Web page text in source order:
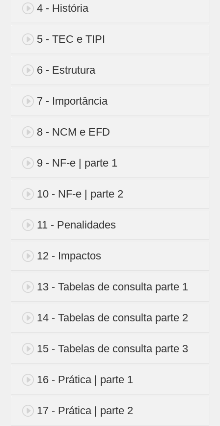
4 - História
5 - TEC e TIPI
6 - Estrutura
7 - Importância
8 - NCM e EFD
9 - NF-e | parte 1
10 - NF-e | parte 2
11 - Penalidades
12 - Impactos
13 - Tabelas de consulta parte 1
14 - Tabelas de consulta parte 2
15 - Tabelas de consulta parte 3
16 - Prática | parte 1
17 - Prática | parte 2